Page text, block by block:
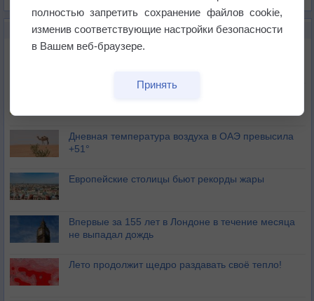
НОВОЕ О ПОГОДЕ
Июль в России стал самым тёплым за всю
В Центральной России наступают самые жаркие
Дневная температура воздуха в ОАЭ превысила
+51°
Европейские столицы бьют рекорды жары
Впервые за 155 лет в Лондоне в течение месяца
не выпадал дождь
Лето продолжит щедро раздавать своё тепло!
полностью запретить сохранение файлов cookie,
изменив соответствующие настройки безопасности
в Вашем веб-браузере.
Принять